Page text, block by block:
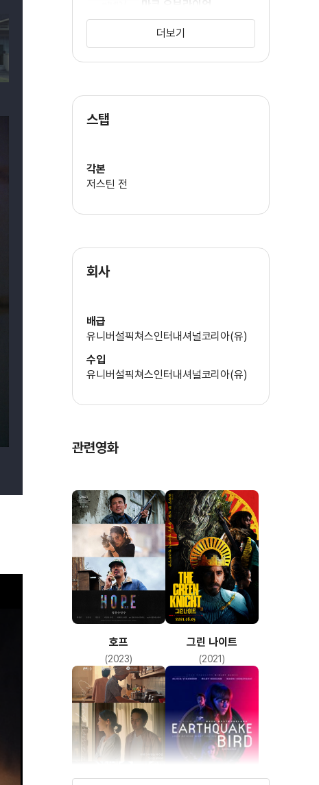
마크 오브라이언
(에이스)
더보기
스탭
각본
저스틴 전
회사
배급
유니버설픽쳐스인터내셔널코리아(유)
수입
유니버설픽쳐스인터내셔널코리아(유)
관련영화
호프
(2023)
그린 나이트
(2021)